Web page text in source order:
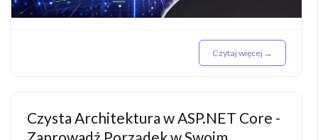
Czytaj więcej →
Czysta Architektura w ASP.NET Core -